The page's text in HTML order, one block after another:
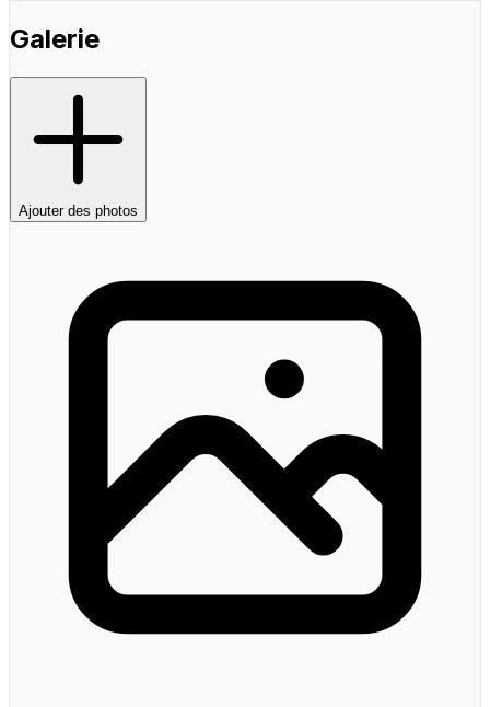
Galerie
Ajouter des photos